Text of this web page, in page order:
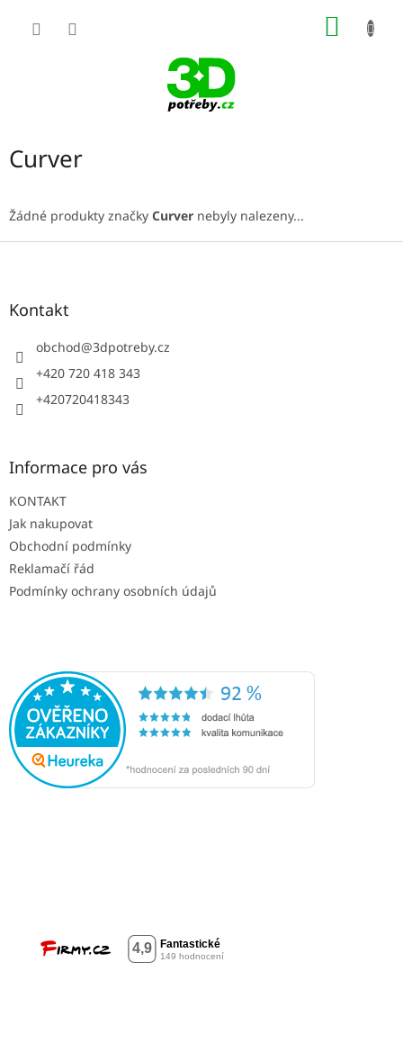
Curver
Žádné produkty značky Curver nebyly nalezeny...
Z
Kontakt
obchod@3dpotreby.cz
+420 720 418 343
+420720418343
Informace pro vás
KONTAKT
Jak nakupovat
Obchodní podmínky
Reklamačí řád
Podmínky ochrany osobních údajů